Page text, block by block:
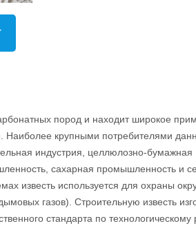
пород и находит широкое
Наиболее крупными потребителями
индустрия, целлюлозно-бумажная
сахарная промышленность и
известь используется для охраны
газов). Строительную известь
стандарта по технологическому